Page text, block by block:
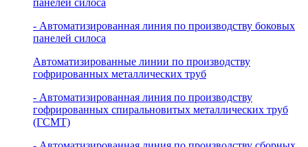
панелей силоса
- Автоматизированная линия по производству боковых
панелей силоса
Автоматизированные линии по производству
гофрированных металлических труб
- Автоматизированная линия по производству
гофрированных спиральновитых металлических труб
(ГСМТ)